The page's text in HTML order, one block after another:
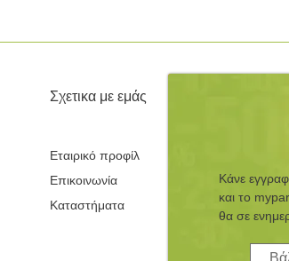
Σχετικα με εμάς
Εταιρικό προφίλ
Επικοινωνία
Καταστήματα
Κάνε
και τo
θα σε